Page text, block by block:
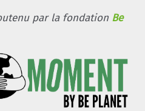
par la fondation Be